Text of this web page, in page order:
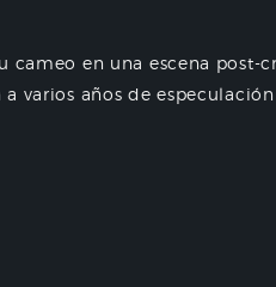
cameo en una escena
varios años de especulación